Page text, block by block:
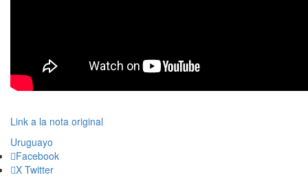
Link a la nota original
Uruguayo
Facebook
X Twitter